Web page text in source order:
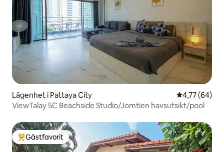
Lägenhet i Pattaya City 4,77 av 5 i
4,77 (64)
ViewTalay 5C Beachside Studio/Jomtien havsutsikt/pool
Populär gästfavorit
Gästfavorit